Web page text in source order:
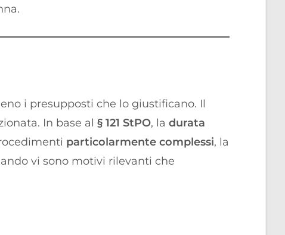
i presupposti che lo giustificano. Il
In base al § 121 StPO, la durata
particolarmente complessi, la
vi sono motivi rilevanti che